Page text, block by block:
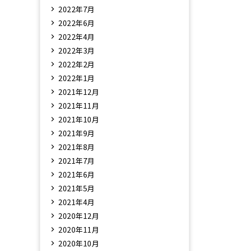
2022年7月
2022年6月
2022年4月
2022年3月
2022年2月
2022年1月
2021年12月
2021年11月
2021年10月
2021年9月
2021年8月
2021年7月
2021年6月
2021年5月
2021年4月
2020年12月
2020年11月
2020年10月